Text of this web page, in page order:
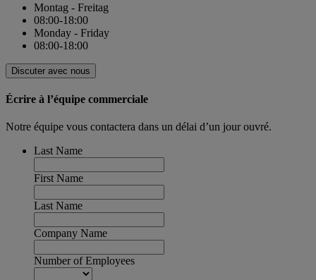
Montag - Freitag
08:00-18:00
Monday - Friday
08:00-18:00
Discuter avec nous
Écrire à l’équipe commerciale
Notre équipe vous contactera dans un délai d’un jour ouvré.
Last Name
First Name
Last Name
Company Name
Number of Employees